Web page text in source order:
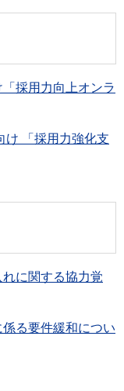
採用力向上オンラ
け 「採用力強化支
に関する協力覚
る要件緩和につい